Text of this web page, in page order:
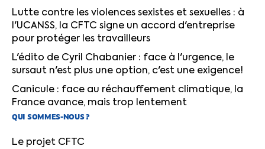
Lutte contre les violences sexistes et sexuelles : à
l'UCANSS, la CFTC signe un accord d'entreprise
pour protéger les travailleurs
L'édito de Cyril Chabanier : face à l'urgence, le
sursaut n'est plus une option, c'est une exigence!
Canicule : face au réchauffement climatique, la
France avance, mais trop lentement
QUI SOMMES-NOUS ?
Le projet CFTC